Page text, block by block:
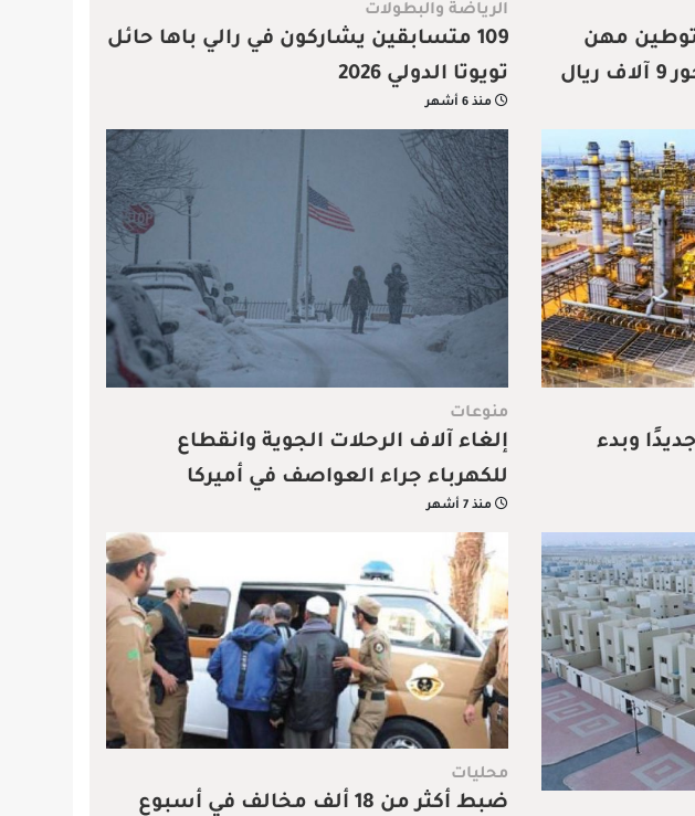
توطين مهن
الرياضة والبطولات
109 متسابقين يشاركون في رالي باها حائل
تويوتا الدولي 2026
منذ 6 أشهر
جديدًا وبدء
منوعات
إلغاء آلاف الرحلات الجوية وانقطاع
للكهرباء جراء العواصف في أميركا
منذ 7 أشهر
محليات
ضبط أكثر من 18 ألف مخالف في أسبوع